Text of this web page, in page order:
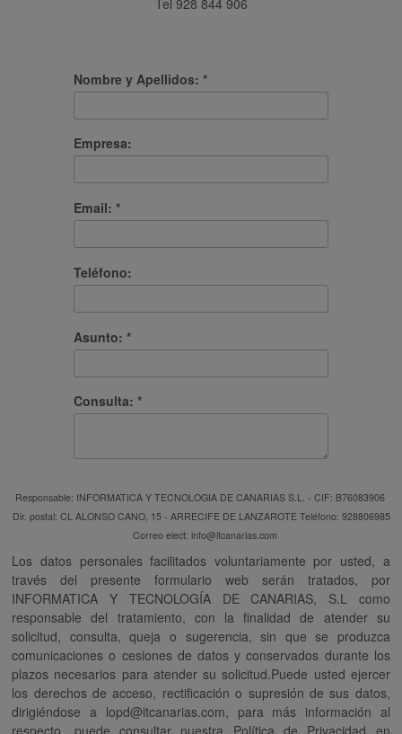
Nombre y Apellidos: *
Empresa:
Email: *
Teléfono:
Asunto: *
Consulta: *
Responsable: INFORMATICA Y TECNOLOGIA DE CANARIAS S.L. - CIF: B76083906
Dir. postal: CL ALONSO CANO, 15 - ARRECIFE DE LANZAROTE Teléfono: 928806985
Correo elect: info@itcanarias.com
Los datos personales facilitados voluntariamente por usted, a
través del presente formulario web serán tratados, por
INFORMATICA Y TECNOLOGÍA DE CANARIAS, S.L como
responsable del tratamiento, con la finalidad de atender su
solicitud, consulta, queja o sugerencia, sin que se produzca
comunicaciones o cesiones de datos y conservados durante los
plazos necesarios para atender su solicitud.Puede usted ejercer
los derechos de acceso, rectificación o supresión de sus datos,
dirigiéndose a lopd@itcanarias.com, para más información al